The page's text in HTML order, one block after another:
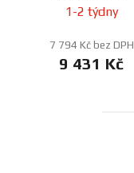
1-2 týdny
7 794 Kč bez DPH
9 431 Kč